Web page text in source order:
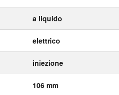
a liquido
elettrico
iniezione
106 mm